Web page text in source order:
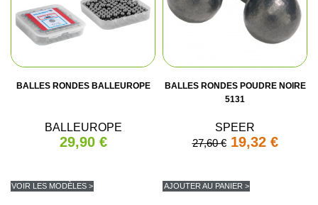
BALLES RONDES BALLEUROPE
BALLEUROPE
29,90 €
VOIR LES MODÈLES >
BALLES RONDES POUDRE NOIRE
5131
SPEER
27,60 € 19,32 €
AJOUTER AU PANIER >